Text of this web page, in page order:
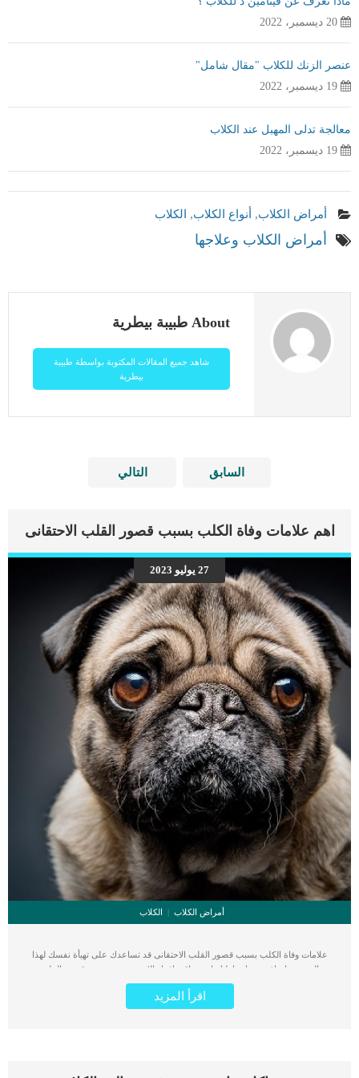
20 ديسمبر، 2022
عنصر الزنك للكلاب "مقال شامل"
19 ديسمبر، 2022
معالجة تدلى المهبل عند الكلاب
19 ديسمبر، 2022
أمراض الكلاب, أنواع الكلاب, الكلاب
أمراض الكلاب وعلاجها
About طبيبة بيطرية
شاهد جميع المقالات المكتوبة بواسطة طبيبة
بيطرية
السابق التالي
اهم علامات وفاة الكلب بسبب قصور القلب الاحتقانى
27 يوليو 2023
أمراض الكلاب الكلاب
علامات وفاة الكلب بسبب قصور القلب الاحتقانى قد تساعدك على تهيأة نفسك لهذا
الحدث, واتخاذ جميع احتياطتك انت وباقى افراد الاسرة. يعتبر مرض قصور القلب
الاحتقانى من اخطر الحالات المرضية التى يمكن ان يتعرض لها جميع الكائنات الحية بما فى
ذلك الكلاب والقطط. كما ان القلب يعتبر عضوا رئيسيا فى جسم الكلاب, واى قصور به
اقرأ المزيد